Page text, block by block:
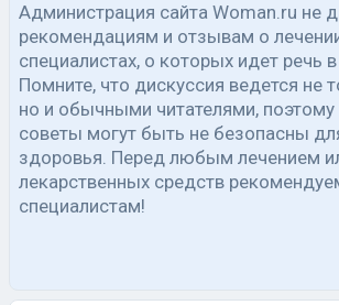
Администрация сайта Woman.ru не
рекомендациям и отзывам о
специалистах, о которых идет речь в
Помните, что дискуссия ведется не
но и обычными читателями,
советы могут быть не безопасны
здоровья. Перед любым лечением
лекарственных средств
специалистам!